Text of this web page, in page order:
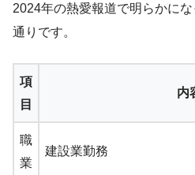
2024年の熱愛報道で明らかに
通りです。
項
目
内
職
業
建設業勤務